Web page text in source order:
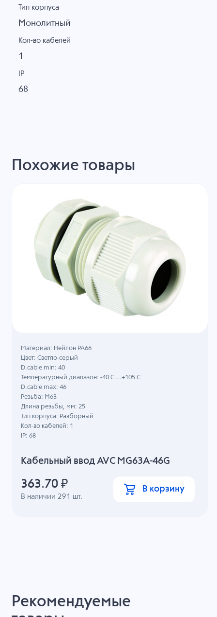
Тип корпуса
Монолитный
Кол-во кабелей
1
IP
68
Похожие товары
Кабельный ввод AVC MG63A-46G
В наличии 291 шт.
Материал: Нейлон PA66
Цвет: Светло-серый
D.cable min: 40
Температурный диапазон: -40 C ...+105 C
D.cable max: 46
Резьба: M63
Длина резьбы, мм: 25
Тип корпуса: Разборный
Кол-во кабелей: 1
IP: 68
363.70 ₽ В корзину
Рекомендуемые